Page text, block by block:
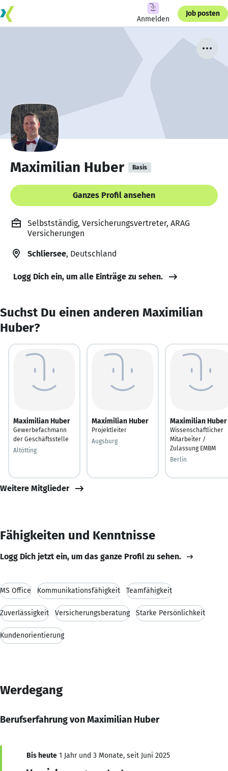
Anmelden
Job posten
Maximilian Huber Basis
Ganzes Profil ansehen
Selbstständig, Versicherungsvertreter, ARAG
Versicherungen
Schliersee, Deutschland
Logg Dich ein, um alle Einträge zu sehen.
Suchst Du einen anderen Maximilian
Huber?
Maximilian Huber
Gewerbefachmann
der Geschäftsstelle
Altötting
Maximilian Huber
Projektleiter
Augsburg
Maximilian Huber
Wissenschaftlicher
Mitarbeiter /
Zulassung EMBM
Berlin
Weitere Mitglieder
Fähigkeiten und Kenntnisse
Logg Dich jetzt ein, um das ganze Profil zu sehen.
MS Office Kommunikationsfähigkeit Teamfähigkeit
Zuverlässigkeit Versicherungsberatung Starke Persönlichkeit
Kundenorientierung
Werdegang
Berufserfahrung von Maximilian Huber
Bis heute 1 Jahr und 3 Monate, seit Juni 2025